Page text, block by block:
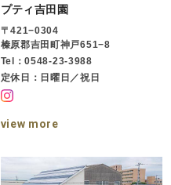
プティ吉田園
〒421−0304
榛原郡吉田町神戸651−8
Tel：0548-23-3988
定休日：日曜日／祝日
view more